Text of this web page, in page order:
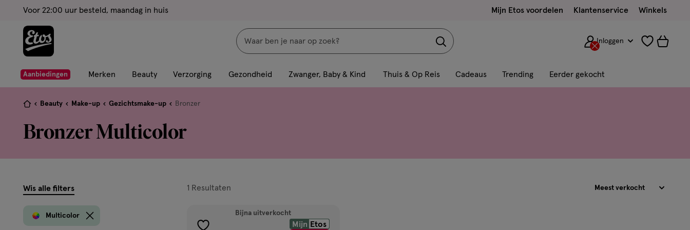
ga
de
hoofd
ga
naar
de
ga
naar
Voor 22:00 uur besteld, maandag in huis Mijn Etos voordelen Klantenservice Winkels
Zoeken
met
dit
Inloggen
Aanbiedingen Merken Beauty Verzorging Gezondheid Zwanger, Baby & Kind Thuis & Op Reis Cadeaus Trending Eerder gekocht
Je
hier:
Beauty Make-up Gezichtsmake-up Bronzer
Bronzer Multicolor
filters
Wis alle filters
Multicolor
1 Resultaten
producten
Bijna uitverkocht
Mijn Etos